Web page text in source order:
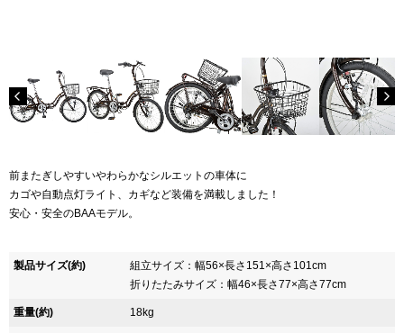
前またぎしやすいやわらかなシルエットの車体に
カゴや自動点灯ライト、カギなど装備を満載しました！
安心・安全のBAAモデル。
製品サイズ(約)
組立サイズ：幅56×長さ151×高さ101cm
折りたたみサイズ：幅46×長さ77×高さ77cm
重量(約) 18kg